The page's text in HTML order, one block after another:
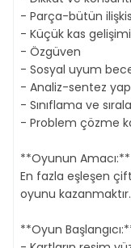
- Parça-bütün
- Küçük kas gelişimi
- Özgüven
- Sosyal uyum
- Analiz-sentez
- Sınıflama ve
- Problem çözme
**Oyunun Amacı:**
En fazla eşleşen
oyunu kazanmaktır.
**Oyun